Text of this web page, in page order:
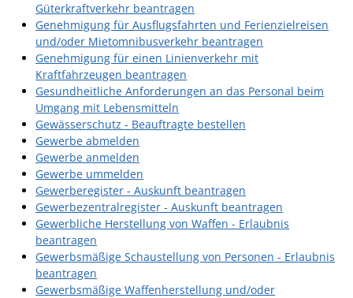
Güterkraftverkehr beantragen
Genehmigung für Ausflugsfahrten und Ferienzielreisen
und/oder Mietomnibusverkehr beantragen
Genehmigung für einen Linienverkehr mit
Kraftfahrzeugen beantragen
Gesundheitliche Anforderungen an das Personal beim
Umgang mit Lebensmitteln
Gewässerschutz - Beauftragte bestellen
Gewerbe abmelden
Gewerbe anmelden
Gewerbe ummelden
Gewerberegister - Auskunft beantragen
Gewerbezentralregister - Auskunft beantragen
Gewerbliche Herstellung von Waffen - Erlaubnis
beantragen
Gewerbsmäßige Schaustellung von Personen - Erlaubnis
beantragen
Gewerbsmäßige Waffenherstellung und/oder